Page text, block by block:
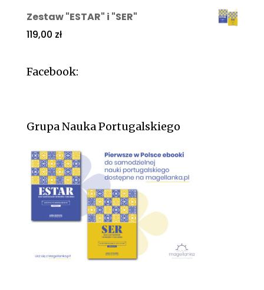
Zestaw "ESTAR" i "SER"
119,00 zł
Facebook:
Grupa Nauka Portugalskiego